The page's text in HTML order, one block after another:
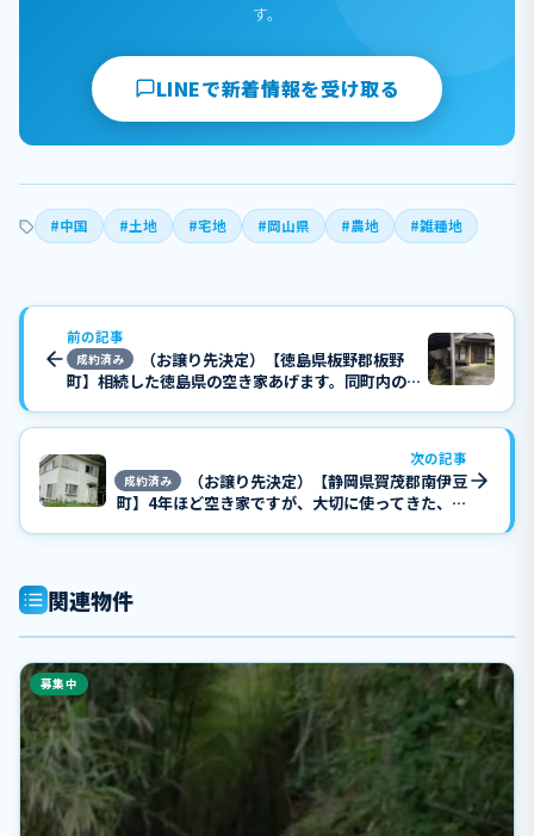
す。
LINEで新着情報を受け取る
#中国 #土地 #宅地 #岡山県 #農地 #雑種地
前の記事
成約済み
（お譲り先決定）【徳島県板野郡板野
町】相続した徳島県の空き家あげます。同町内の広
柱使用料が入ります。
次の記事
成約済み
（お譲り先決定）【静岡県賀茂郡南伊豆
町】4年ほど空き家ですが、大切に使ってきた、思
関連物件
募集中